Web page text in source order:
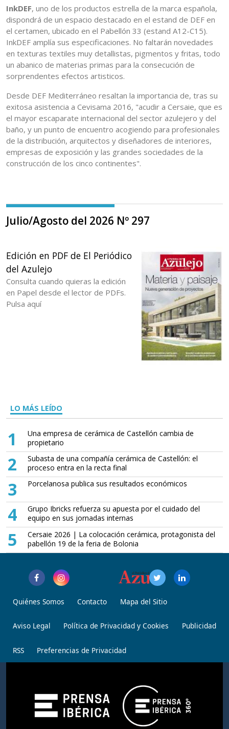
InkDEF, uno de los productos estrella de la marca española,
dispondrá de un espacio destacado en el estand de DEF en
el certamen, ubicado en el Pabellón 33 (estand A12-C15).
InkDEF amplía sus especificaciones. No faltarán novedades
en texturas textiles muy detallistas, pigmentos y fritas, todo
un abanico de materias primas para la consecución de
sorprendentes efectos artisticos.
Desde DEF Mediterráneo resaltan la importancia de, tras su
exitosa asistencia a Cevisama 2016, "acudir a Cersaie, que es
el mayor escaparate internacional del sector azulejero y del
baño, y un punto de encuentro acogiendo para profesionales
de la distribución, arquitectos y diseñadores de interiores,
empresas de exposición y las grandes sociedades de la
construcción de los cinco continentes".
Julio/Agosto del 2026 Nº 297
Edición en PDF de El Periódico
del Azulejo
Consulta cuando quieras la edición
en Papel desde el lector de PDFs.
Pulsa aquí
LO MÁS LEÍDO
1
Una empresa de cerámica de Castellón cambia de
propietario
2
Subasta de una compañía cerámica de Castellón: el
proceso entra en la recta final
3 Porcelanosa publica sus resultados económicos
4
Grupo Ibricks refuerza su apuesta por el cuidado del
equipo en sus jornadas internas
5
Cersaie 2026 | La colocación cerámica, protagonista del
pabellón 19 de la feria de Bolonia
Quiénes Somos Contacto Mapa del Sitio
Aviso Legal Política de Privacidad y Cookies Publicidad
RSS Preferencias de Privacidad